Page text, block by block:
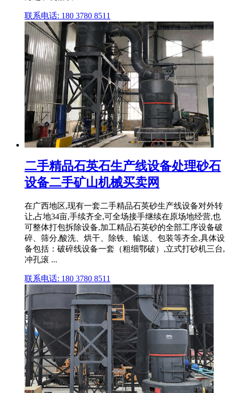
联系电话: 180 3780 8511
二手精品石英石生产线设备处理砂石
设备二手矿山机械买卖网
在广西地区,现有一套二手精品石英砂生产线设备对外转
让,占地34亩,手续齐全,可全场接手继续在原场地经营,也
可整体打包拆除设备,加工精品石英砂的全部工序设备破
碎、筛分,酸洗、烘干、除铁、输送、包装等齐全,具体设
备包括：破碎线设备一套（粗细鄂破）,立式打砂机三台,
冲孔滚 ...
联系电话: 180 3780 8511